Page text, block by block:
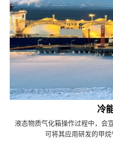
冷
液态物质气化箱操作过程中，会
可将其应用研发的甲烷